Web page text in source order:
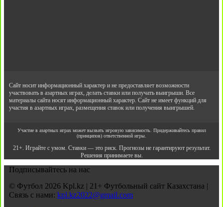
Сайт носит информационный характер и не предоставляет возможности
участвовать в азартных играх, делать ставки или получать выигрыши. Все
материалы сайта носят информационный характер. Сайт не имеет функций для
участия в азартных играх, размещения ставок или получения выигрышей.
Участие в азартных играх может вызвать игровую зависимость. Придерживайтесь правил
(принципов) ответственной игры.
21+. Играйте с умом. Ставки — это риск. Прогнозы не гарантируют результат.
Решения принимаете вы.
Подписывайтесь на нас
© Футбол 2026 Kpl.kz | 21+ Футбольный сайт Казахстана |
Связь с нами: kpl.kz2022@gmail.com